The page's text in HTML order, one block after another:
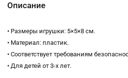
Описание
• Размеры игрушки: 5×5×8 см.
• Материал: пластик.
• Соответствует требованиям
• Для детей от 3-х лет.